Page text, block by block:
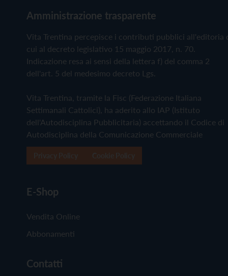
Amministrazione trasparente
Vita Trentina percepisce i contributi pubblici all'editoria
cui al decreto legislativo 15 maggio 2017, n. 70.
Indicazione resa ai sensi della lettera f) del comma 2
dell'art. 5 del medesimo decreto Lgs.
Vita Trentina, tramite la Fisc (Federazione Italiana
Settimanali Cattolici), ha aderito allo IAP (Istituto
dell'Autodisciplina Pubblicitaria) accettando il Codice di
Autodisciplina della Comunicazione Commerciale
E-Shop
Vendita Online
Abbonamenti
Contatti